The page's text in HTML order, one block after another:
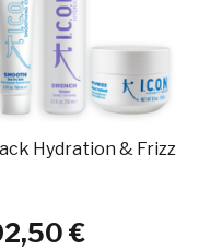
Hydration & Frizz
€